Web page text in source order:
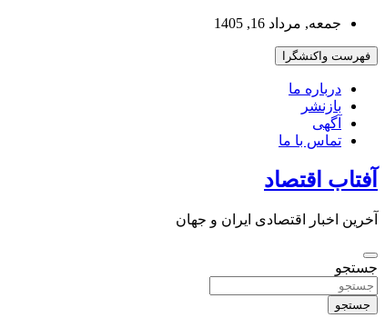
بروید
جمعه, مرداد 16, 1405
فهرست واکنشگرا
درباره ما
بازنشر
آگهی
تماس با ما
آفتاب اقتصاد
آخرین اخبار اقتصادی ایران و جهان
جستجو
جستجو